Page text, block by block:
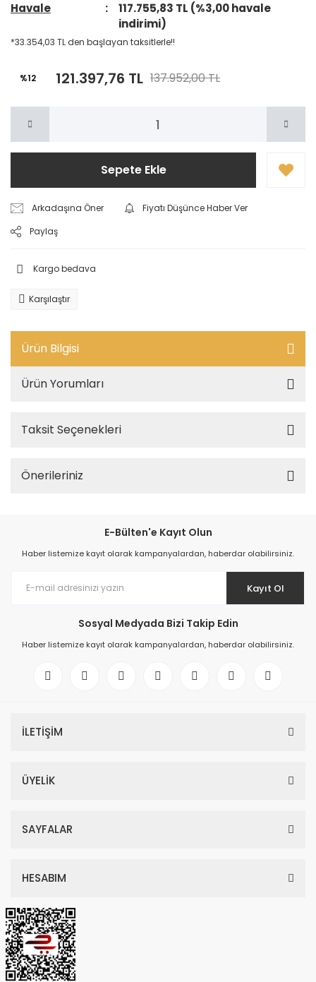
Havale
117.755,83 TL (%3,00 havale
indirimi)
*33.354,03 TL den başlayan taksitlerle!!
%12 121.397,76 TL 137.952,00 TL
Sepete Ekle
Arkadaşına Öner
Fiyatı Düşünce Haber Ver
Paylaş
Kargo bedava
Karşılaştır
Ürün Bilgisi
Ürün Yorumları
Taksit Seçenekleri
Önerileriniz
E-Bülten'e Kayıt Olun
Haber listemize kayıt olarak kampanyalardan, haberdar olabilirsiniz.
Kayıt Ol
Sosyal Medyada Bizi Takip Edin
Haber listemize kayıt olarak kampanyalardan, haberdar olabilirsiniz.
İLETİŞİM
ÜYELİK
SAYFALAR
HESABIM